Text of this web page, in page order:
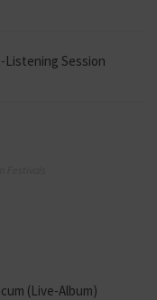
Listening Session
(Live-Album)